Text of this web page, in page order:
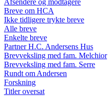
Breve om HCA
Ikke tidligere trykte breve
Alle breve
Enkelte breve
Partner H.C. Andersens Hus
Brevveksling med fam. Melchior
Brevveksling med fam. Serre
Rundt om Andersen
Forskning
Titler oversat